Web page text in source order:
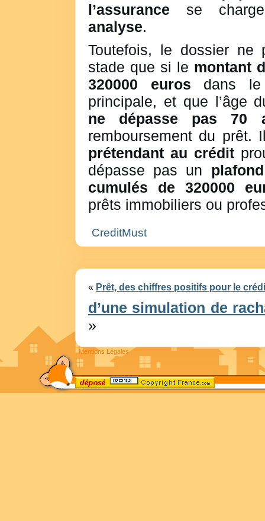
l’assurance se
analyse.
Toutefois, le dossier ne
stade que si le montant
320000 euros dans le
principale, et que l’âge
ne dépasse pas 70
remboursement du prêt.
prétendant au crédit
dépasse pas un
cumulés de 320000
prêts immobiliers ou
CreditMust
« Prêt, des chiffres positifs pour le
d’une simulation de
»
Mentions Légales